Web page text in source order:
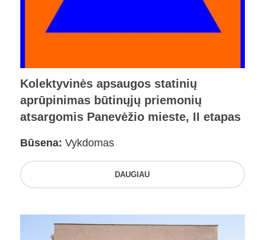
Kolektyvinės apsaugos statinių
aprūpinimas būtinųjų priemonių
atsargomis Panevėžio mieste, II etapas
Būsena: Vykdomas
DAUGIAU